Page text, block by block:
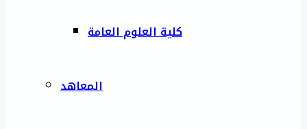
كلية العلوم العامة
المعاهد